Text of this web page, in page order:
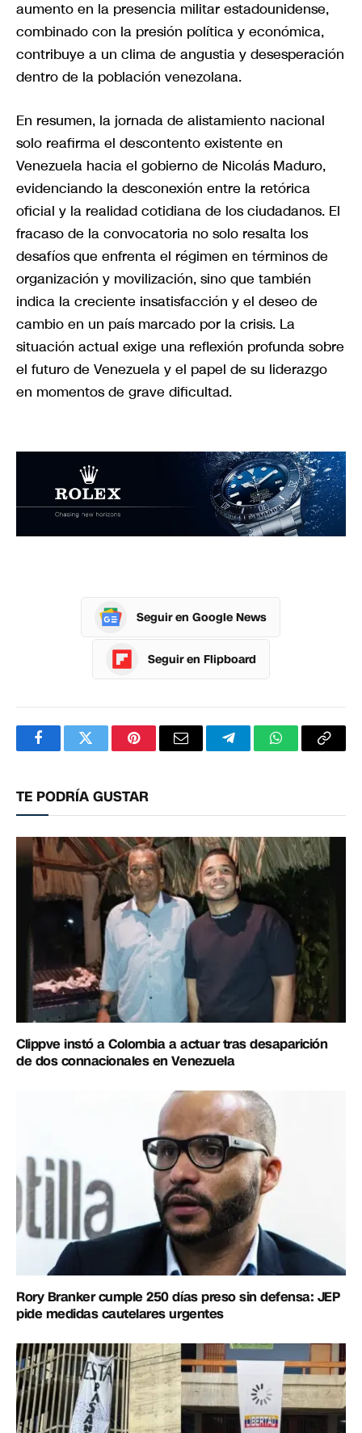
aumento en la presencia militar estadounidense,
combinado con la presión política y económica,
contribuye a un clima de angustia y desesperación
dentro de la población venezolana.
En resumen, la jornada de alistamiento nacional
solo reafirma el descontento existente en
Venezuela hacia el gobierno de Nicolás Maduro,
evidenciando la desconexión entre la retórica
oficial y la realidad cotidiana de los ciudadanos. El
fracaso de la convocatoria no solo resalta los
desafíos que enfrenta el régimen en términos de
organización y movilización, sino que también
indica la creciente insatisfacción y el deseo de
cambio en un país marcado por la crisis. La
situación actual exige una reflexión profunda sobre
el futuro de Venezuela y el papel de su liderazgo
en momentos de grave dificultad.
Seguir en Google News
Seguir en Flipboard
FacebookTwitterPinterestCorreoTelegramWhatsApp
TE PODRÍA GUSTAR
Clippve instó a Colombia a actuar tras desaparición
de dos connacionales en Venezuela
Rory Branker cumple 250 días preso sin defensa: JEP
pide medidas cautelares urgentes